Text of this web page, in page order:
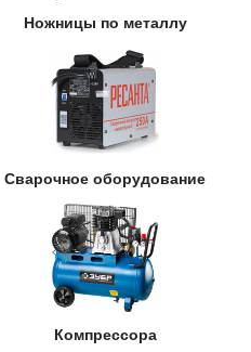
Ножницы по металлу
Сварочное оборудование
Компрессора